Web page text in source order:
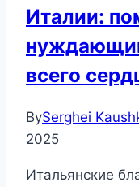
Италии:
всего
BySerghei
2025
Итальянские